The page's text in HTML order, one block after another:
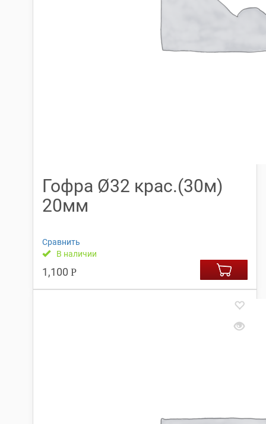
Гофра Ø32 крас.(30м)
20мм
Сравнить
В наличии
1,100 Р